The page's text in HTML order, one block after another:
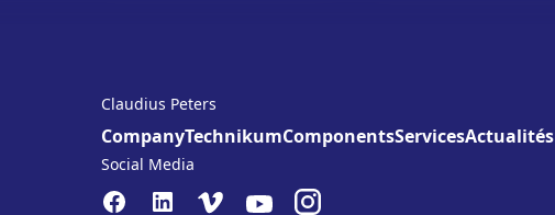
Claudius Peters
CompanyTechnikumComponentsServicesActualités
Social Media